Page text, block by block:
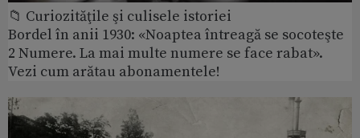
📁 Curiozităţile şi culisele istoriei
Bordel în anii 1930: «Noaptea întreagă se socoteşte
2 Numere. La mai multe numere se face rabat».
Vezi cum arătau abonamentele!